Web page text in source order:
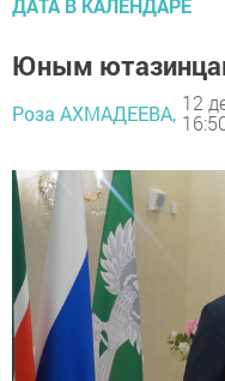
ДАТА В КАЛЕНДАРЕ
Юным
Роза АХМАДЕЕВА, 12